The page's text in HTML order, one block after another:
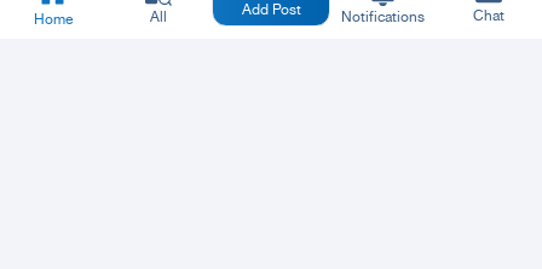
Home All Add Post Notifications Chat